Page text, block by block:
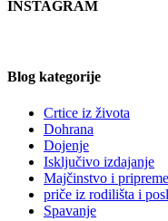
INSTAGRAM
Blog kategorije
Crtice iz života
Dohrana
Dojenje
Isključivo izdajanje
Majčinstvo i
priče iz rodilišta i
Spavanje